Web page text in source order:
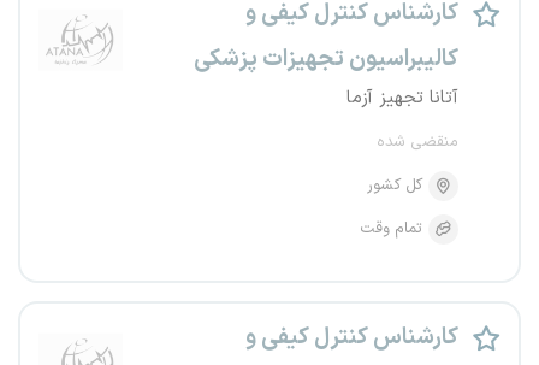
کارشناس کنترل کیفی و
کالیبراسیون تجهیزات پزشکی
آتانا تجهیز آزما
منقضی شده
کل کشور
تمام وقت
کارشناس کنترل کیفی و